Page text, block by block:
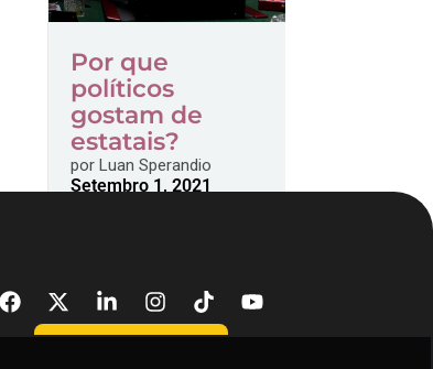
Por que
políticos
gostam de
estatais?
porLuan Sperandio
Setembro 1, 2021